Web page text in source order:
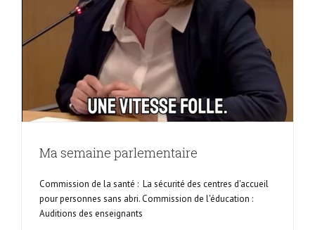
Ma semaine parlementaire
Commission de la santé : La sécurité des centres d'accueil
pour personnes sans abri. Commission de l'éducation :
Auditions des enseignants